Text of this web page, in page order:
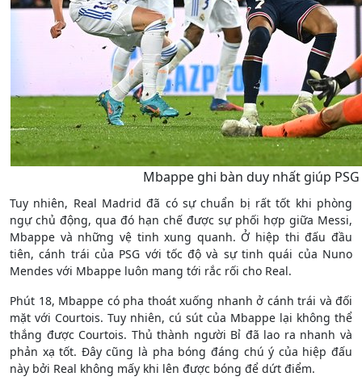
Mbappe ghi bàn duy nhất giúp
Tuy nhiên, Real Madrid đã có sự chuẩn bị rất tốt khi phòng
ngự chủ động, qua đó hạn chế được sự phối hợp giữa Messi,
Mbappe và những vệ tinh xung quanh. Ở hiệp thi đấu đầu
tiên, cánh trái của PSG với tốc độ và sự tinh quái của Nuno
Mendes với Mbappe luôn mang tới rắc rối cho Real.
Phút 18, Mbappe có pha thoát xuống nhanh ở cánh trái và đối
mặt với Courtois. Tuy nhiên, cú sút của Mbappe lại không thể
thắng được Courtois. Thủ thành người Bỉ đã lao ra nhanh và
phản xạ tốt. Đây cũng là pha bóng đáng chú ý của hiệp đấu
này bởi Real không mấy khi lên được bóng để dứt điểm.